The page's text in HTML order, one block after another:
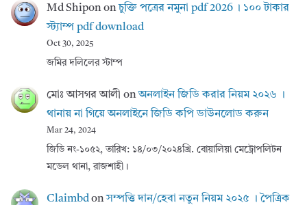
Md Shipononচুক্তি পত্রের নমুনা pdf 2026 । ১০০ টাকার
স্ট্যাম্প pdf download
Oct 30, 2025
জমির দলিলের স্টাম্প
মোঃ আসগর আলী onঅনলাইন জিডি করার নিয়ম ২০২৬ ।
থানায় না গিয়ে অনলাইনে জিডি কপি ডাউনলোড করুন
Mar 24, 2024
জিডি নং-১০৫২, তারিখ: ১৪/০৩/২০২৪খ্রি. বোয়ালিয়া মেট্রোপলিটন
মডেল থানা, রাজশাহী।
Claimbdonসম্পত্তি দান/হেবা নতুন নিয়ম ২০২৫ । পৈত্রিক